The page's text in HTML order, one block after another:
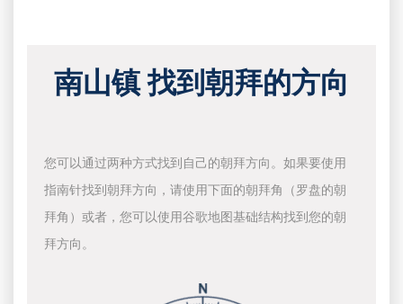
南山镇 找到朝拜的方向
您可以通过两种方式找到自己的朝拜方向。如果要使用
指南针找到朝拜方向，请使用下面的朝拜角（罗盘的朝
拜角）或者，您可以使用谷歌地图基础结构找到您的朝
拜方向。